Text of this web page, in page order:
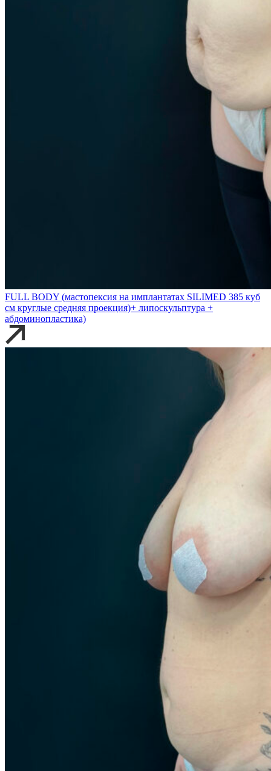
FULL BODY (мастопексия на имплантатах SILIMED 385 куб
см круглые средняя проекция)+ липоскульптура +
абдоминопластика)